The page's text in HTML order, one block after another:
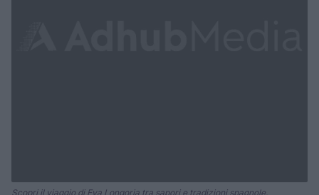
Scopri il viaggio di Eva Longoria tra sapori e tradizioni spagnole.